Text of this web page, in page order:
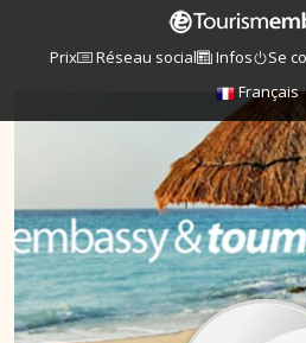
Prix Réseau social Infos Se
Français